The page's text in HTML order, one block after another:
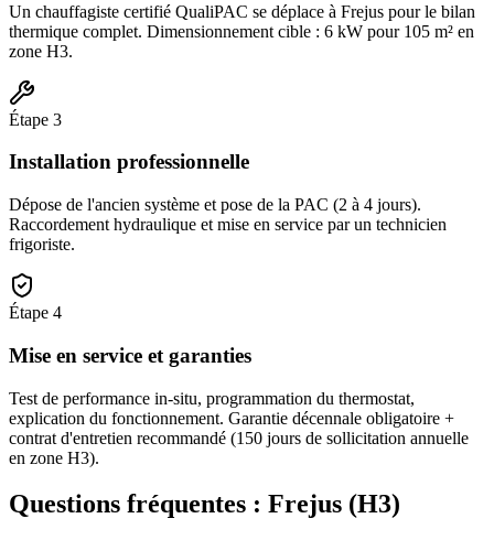
Un chauffagiste certifié QualiPAC se déplace à Frejus pour le bilan
thermique complet. Dimensionnement cible : 6 kW pour 105 m² en
zone H3.
Étape 3
Installation professionnelle
Dépose de l'ancien système et pose de la PAC (2 à 4 jours).
Raccordement hydraulique et mise en service par un technicien
frigoriste.
Étape 4
Mise en service et garanties
Test de performance in-situ, programmation du thermostat,
explication du fonctionnement. Garantie décennale obligatoire +
contrat d'entretien recommandé (150 jours de sollicitation annuelle
en zone H3).
Questions fréquentes : Frejus (H3)